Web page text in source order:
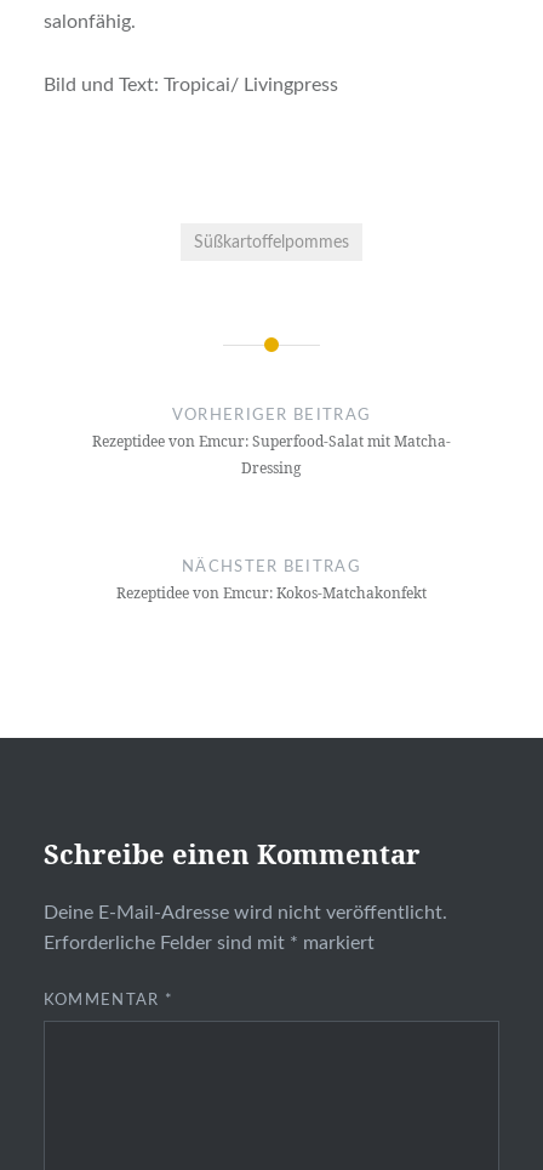
salonfähig.
Bild und Text: Tropicai/ Livingpress
Süßkartoffelpommes
NavigationVORHERIGER BEITRAG
Rezeptidee von Emcur: Superfood-Salat mit Matcha-
Dressing
NÄCHSTER BEITRAG
Rezeptidee von Emcur: Kokos-Matchakonfekt
Schreibe einen Kommentar
Deine E-Mail-Adresse wird nicht veröffentlicht.
Erforderliche Felder sind mit * markiert
KOMMENTAR *